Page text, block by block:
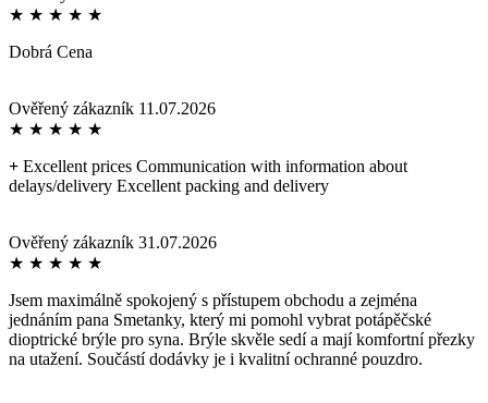
★ ★ ★ ★ ★
Dobrá Cena
Ověřený zákazník 11.07.2026
★ ★ ★ ★ ★
+ Excellent prices Communication with information about
delays/delivery Excellent packing and delivery
Ověřený zákazník 31.07.2026
★ ★ ★ ★ ★
Jsem maximálně spokojený s přístupem obchodu a zejména
jednáním pana Smetanky, který mi pomohl vybrat potápěčské
dioptrické brýle pro syna. Brýle skvěle sedí a mají komfortní přezky
na utažení. Součástí dodávky je i kvalitní ochranné pouzdro.